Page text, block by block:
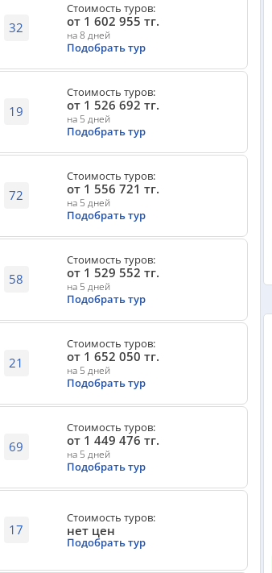
32
Стоимость туров:
от 1 602 955 тг.
на 8 дней
Подобрать тур
19
Стоимость туров:
от 1 526 692 тг.
на 5 дней
Подобрать тур
72
Стоимость туров:
от 1 556 721 тг.
на 5 дней
Подобрать тур
58
Стоимость туров:
от 1 529 552 тг.
на 5 дней
Подобрать тур
21
Стоимость туров:
от 1 652 050 тг.
на 5 дней
Подобрать тур
69
Стоимость туров:
от 1 449 476 тг.
на 5 дней
Подобрать тур
17
Стоимость туров:
нет цен
Подобрать тур